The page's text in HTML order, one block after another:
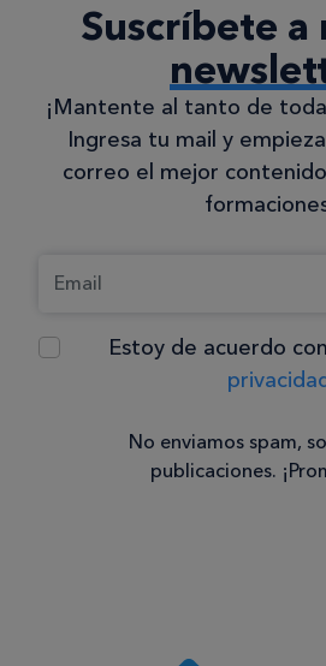
Suscríbete a
¡Mantente al tanto de
Ingresa tu mail y
correo el mejor
Estoy de acuerdo
Consentimiento
política de
No enviamos spam,
publicaciones.